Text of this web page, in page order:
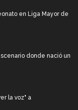
en Liga Mayor de
donde nació un
la voz" a